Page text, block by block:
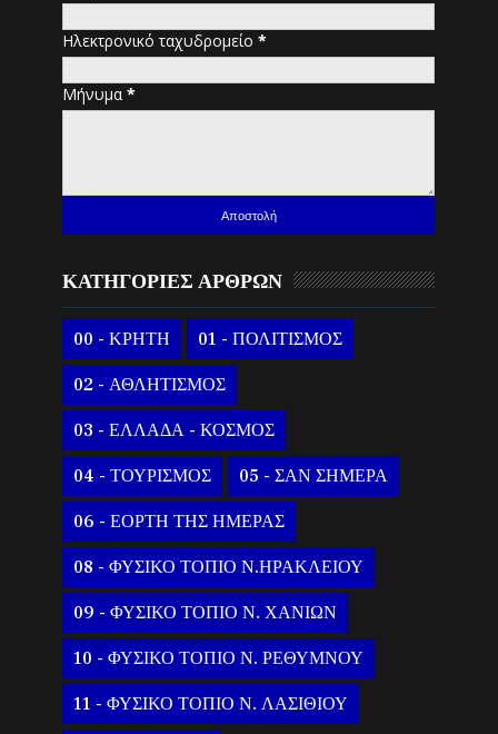
Ηλεκτρονικό ταχυδρομείο*
Μήνυμα*
ΚΑΤΗΓΟΡΙΕΣ ΑΡΘΡΩΝ
00 - ΚΡΗΤΗ 01 - ΠΟΛΙΤΙΣΜΟΣ
02 - ΑΘΛΗΤΙΣΜΟΣ
03 - ΕΛΛΑΔΑ - ΚΟΣΜΟΣ
04 - ΤΟΥΡΙΣΜΟΣ 05 - ΣΑΝ ΣΗΜΕΡΑ
06 - ΕΟΡΤΗ ΤΗΣ ΗΜΕΡΑΣ
08 - ΦΥΣΙΚΟ ΤΟΠΙΟ Ν.ΗΡΑΚΛΕΙΟΥ
09 - ΦΥΣΙΚΟ ΤΟΠΙΟ Ν. ΧΑΝΙΩΝ
10 - ΦΥΣΙΚΟ ΤΟΠΙΟ Ν. ΡΕΘΥΜΝΟΥ
11 - ΦΥΣΙΚΟ ΤΟΠΙΟ Ν. ΛΑΣΙΘΙΟΥ